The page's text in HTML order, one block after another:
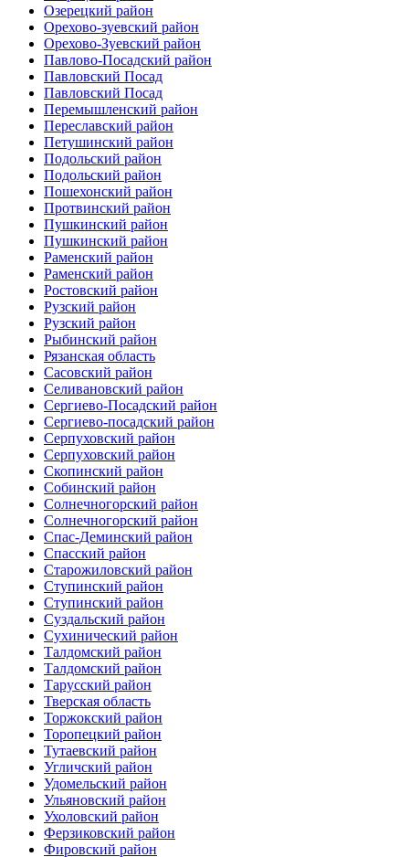
Озерецкий район
Орехово-зуевский район
Орехово-Зуевский район
Павлово-Посадский район
Павловский Посад
Павловский Посад
Перемышленский район
Переславский район
Петушинский район
Подольский район
Подольский район
Пошехонский район
Протвинский район
Пушкинский район
Пушкинский район
Раменский район
Раменский район
Ростовский район
Рузский район
Рузский район
Рыбинский район
Рязанская область
Сасовский район
Селивановский район
Сергиево-Посадский район
Сергиево-посадский район
Серпуховский район
Серпуховский район
Скопинский район
Собинский район
Солнечногорский район
Солнечногорский район
Спас-Деминский район
Спасский район
Старожиловский район
Ступинский район
Ступинский район
Суздальский район
Сухинический район
Талдомский район
Талдомский район
Тарусский район
Тверская область
Торжокский район
Торопецкий район
Тутаевский район
Угличский район
Удомельский район
Ульяновский район
Ухоловский район
Ферзиковский район
Фировский район